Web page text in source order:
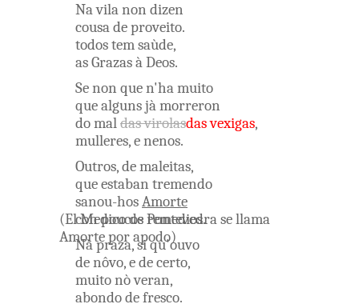
Navilanon dizen
cousadeproveito.
todostemsaùde,
asGrazasàDeos.
Se non quen'hamuito
quealgunsjàmorreron
domaldasvirolasdasvexigas,
mulleres,enenos.
Outros,demaleitas,
queestaban tremendo
sanou-hosAmorte
(ElMedicodePontevedrasellama
Amorteporapodo)
conpoucosremedios.
Nàpraza,siqu'ouvo
denôvo,edecerto,
muitonòveran,
abondodefresco.